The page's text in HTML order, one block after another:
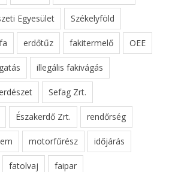
Egyesület Székelyföld
erdőtűz fakitermelő OEE
illegális fakivágás
Sefag Zrt.
Északerdő Zrt. rendőrség
motorfűrész időjárás
fatolvaj faipar